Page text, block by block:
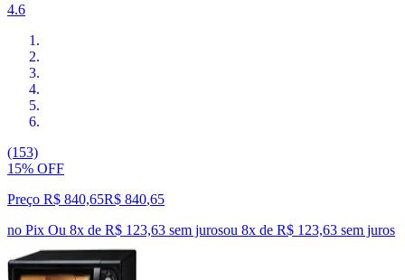
4.6
(153)
15% OFF
Preço R$ 840,65R$ 840,65
no Pix Ou 8x de R$ 123,63 sem jurosou 8x de R$ 123,63 sem juros